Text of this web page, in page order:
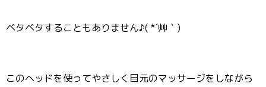
ベタベタすることもありません♪( *´艸｀)
このヘッドを使ってやさしく目元のマッサージをしながら